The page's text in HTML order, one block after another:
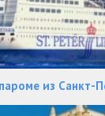
из Санкт-